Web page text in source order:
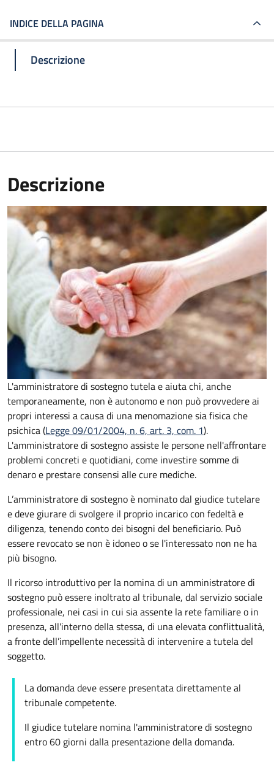
INDICE DELLA PAGINA
Descrizione
Descrizione
L'amministratore di sostegno tutela e aiuta chi, anche
temporaneamente, non è autonomo e non può provvedere ai
propri interessi a causa di una menomazione sia fisica che
psichica (Legge 09/01/2004, n. 6, art. 3, com. 1).
L'amministratore di sostegno assiste le persone nell'affrontare
problemi concreti e quotidiani, come investire somme di
denaro e prestare consensi alle cure mediche.
L’amministratore di sostegno è nominato dal giudice tutelare
e deve giurare di svolgere il proprio incarico con fedeltà e
diligenza, tenendo conto dei bisogni del beneficiario. Può
essere revocato se non è idoneo o se l'interessato non ne ha
più bisogno.
Il ricorso introduttivo per la nomina di un amministratore di
sostegno può essere inoltrato al tribunale, dal servizio sociale
professionale, nei casi in cui sia assente la rete familiare o in
presenza, all'interno della stessa, di una elevata conflittualità,
a fronte dell’impellente necessità di intervenire a tutela del
soggetto.
La domanda deve essere presentata direttamente al
tribunale competente.
Il giudice tutelare nomina l'amministratore di sostegno
entro 60 giorni dalla presentazione della domanda.